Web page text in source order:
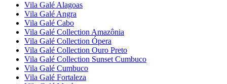
Vila Galé Alagoas
Vila Galé Angra
Vila Galé Cabo
Vila Galé Collection Amazônia
Vila Galé Collection Ópera
Vila Galé Collection Ouro Preto
Vila Galé Collection Sunset Cumbuco
Vila Galé Cumbuco
Vila Galé Fortaleza